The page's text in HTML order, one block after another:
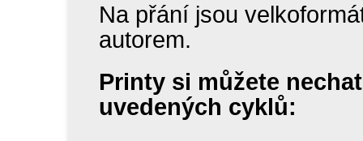
Na přání jsou
autorem.
Printy si můžete
uvedených cyklů: